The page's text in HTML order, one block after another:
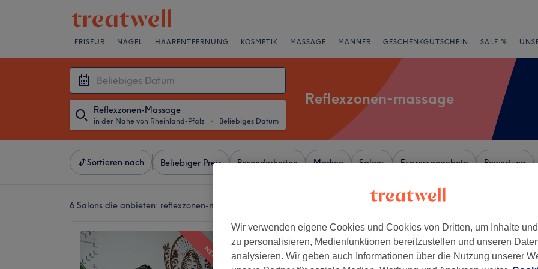
FRISEUR NÄGEL HAARENTFERNUNG KOSMETIK MASSAGE MÄNNER GESCHENKGUTSCHEIN SALE %
Reflexzonen-Massage
in der Nähe von Rheinland-Pfalz ・ Beliebiges Datum
Reflexzonen-massage
Sortieren nach Beliebiger Preis Besonderheiten Marken Salons Expressangebote Bewertung
6 Salons die anbieten: reflexzonen-massagen in der Nähe von Rheinland-Pfalz
NEU
Murashki Head Spa
Mannheim
+
−
Wir verwenden eigene Cookies und Cookies von Dritten, um Inhalte
zu personalisieren, Medienfunktionen bereitzustellen und unseren
analysieren. Wir geben auch Informationen über die Nutzung unserer